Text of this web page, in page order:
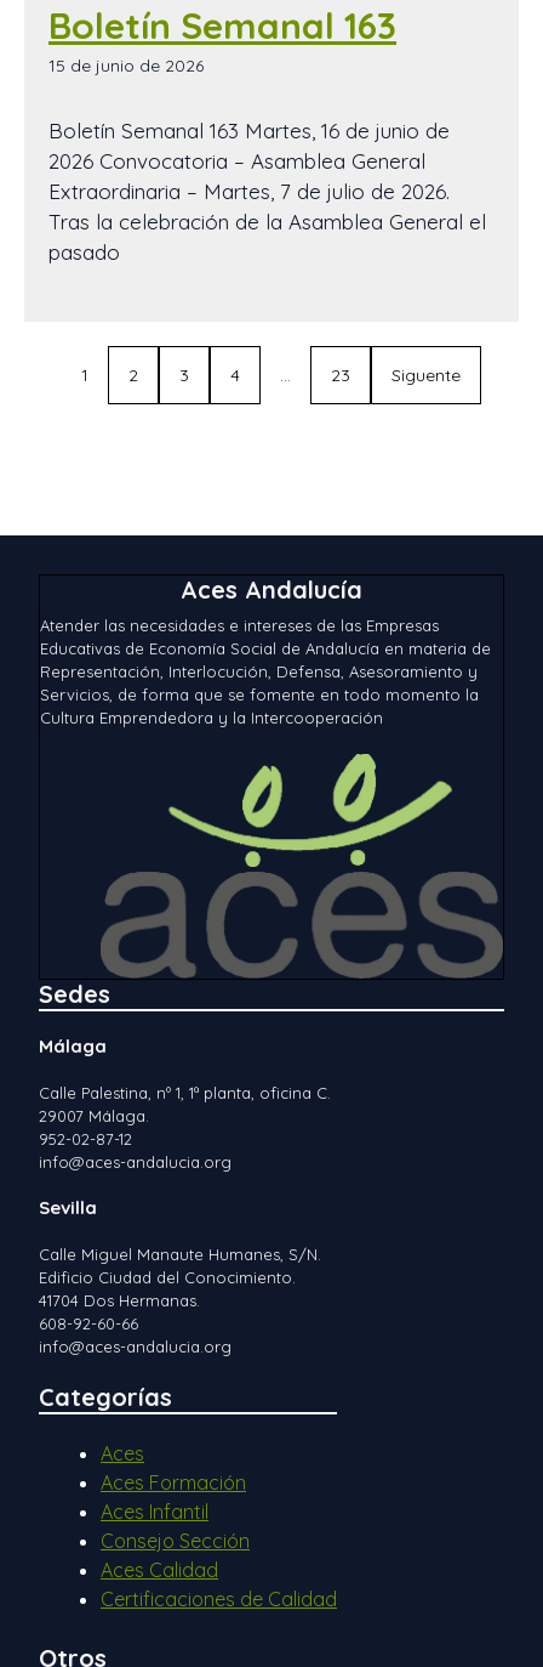
Boletín Semanal 163
15 de junio de 2026
Boletín Semanal 163 Martes, 16 de junio de
2026 Convocatoria – Asamblea General
Extraordinaria – Martes, 7 de julio de 2026.
Tras la celebración de la Asamblea General el
pasado
1 2 3 4 … 23 Siguente
Aces Andalucía
Atender las necesidades e intereses de las Empresas
Educativas de Economía Social de Andalucía en materia de
Representación, Interlocución, Defensa, Asesoramiento y
Servicios, de forma que se fomente en todo momento la
Cultura Emprendedora y la Intercooperación
Sedes
Málaga
Calle Palestina, nº 1, 1ª planta, oficina C.
29007 Málaga.
952-02-87-12
info@aces-andalucia.org
Sevilla
Calle Miguel Manaute Humanes, S/N.
Edificio Ciudad del Conocimiento.
41704 Dos Hermanas.
608-92-60-66
info@aces-andalucia.org
Categorías
Aces
Aces Formación
Aces Infantil
Consejo Sección
Aces Calidad
Certificaciones de Calidad
Otros